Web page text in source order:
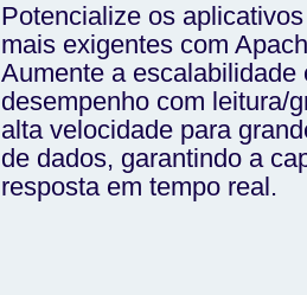
Potencialize os
mais exigentes com
Aumente a escalabilidade
desempenho com leitura/
alta velocidade para
de dados, garantindo a
resposta em tempo real.